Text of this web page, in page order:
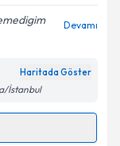
Aydınlatma
belirtilen
Devamı
Haritada Göster
İstanbul